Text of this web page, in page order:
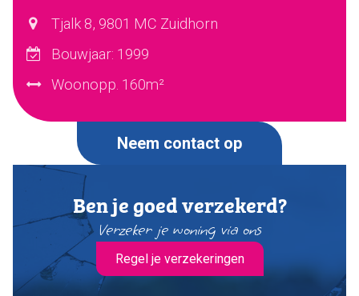
Dijkstra Makelaardij & Financieel advies
Makelaardij
Financieel advies
Verzekeringen
Pensioenen
Makelaardij
Huis verkopen
Huis kopen
Huis taxeren
Tjalk 8, 9801 MC Zuidhorn
Bouwjaar: 1999
Woonopp. 160m²
Neem contact op
Ben je goed verzekerd?
Verzeker je woning via ons
Regel je verzekeringen